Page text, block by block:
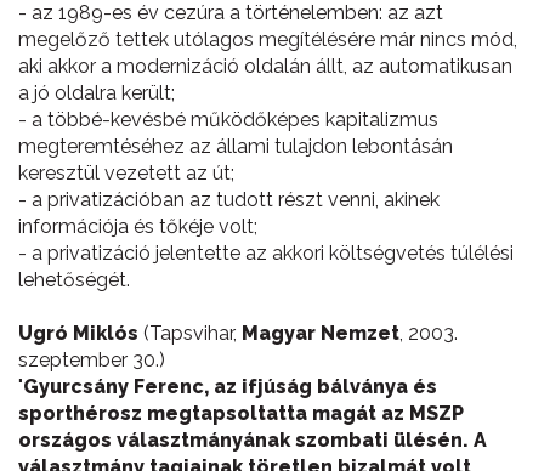
- az 1989-es év cezúra a történelemben: az azt
megelőző tettek utólagos megítélésére már nincs mód,
aki akkor a modernizáció oldalán állt, az automatikusan
a jó oldalra került;
- a többé-kevésbé működőképes kapitalizmus
megteremtéséhez az állami tulajdon lebontásán
keresztül vezetett az út;
- a privatizációban az tudott részt venni, akinek
információja és tőkéje volt;
- a privatizáció jelentette az akkori költségvetés túlélési
lehetőségét.
Ugró Miklós (Tapsvihar, Magyar Nemzet, 2003.
szeptember 30.)
"Gyurcsány Ferenc, az ifjúság bálványa és
sporthérosz megtapsoltatta magát az MSZP
országos választmányának szombati ülésén. A